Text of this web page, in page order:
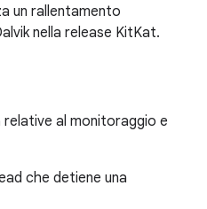
un rallentamento
nella release KitKat.
relative al monitoraggio e
che detiene una